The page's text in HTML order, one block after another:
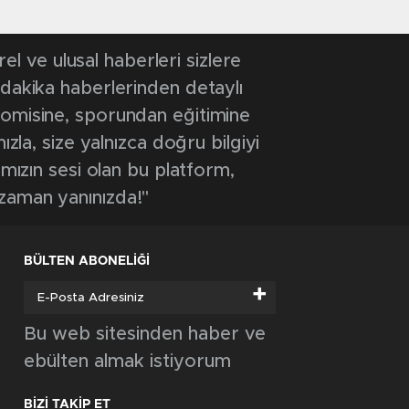
ve ulusal haberleri sizlere
haberlerinden detaylı
sporundan eğitimine
size yalnızca doğru bilgiyi
sesi olan bu platform,
yanınızda!"
BÜLTEN ABONELİĞİ
+
Bu web sitesinden haber ve
ebülten almak istiyorum
BİZİ TAKİP ET